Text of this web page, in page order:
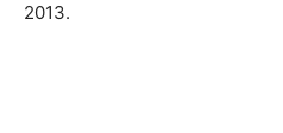
2013.